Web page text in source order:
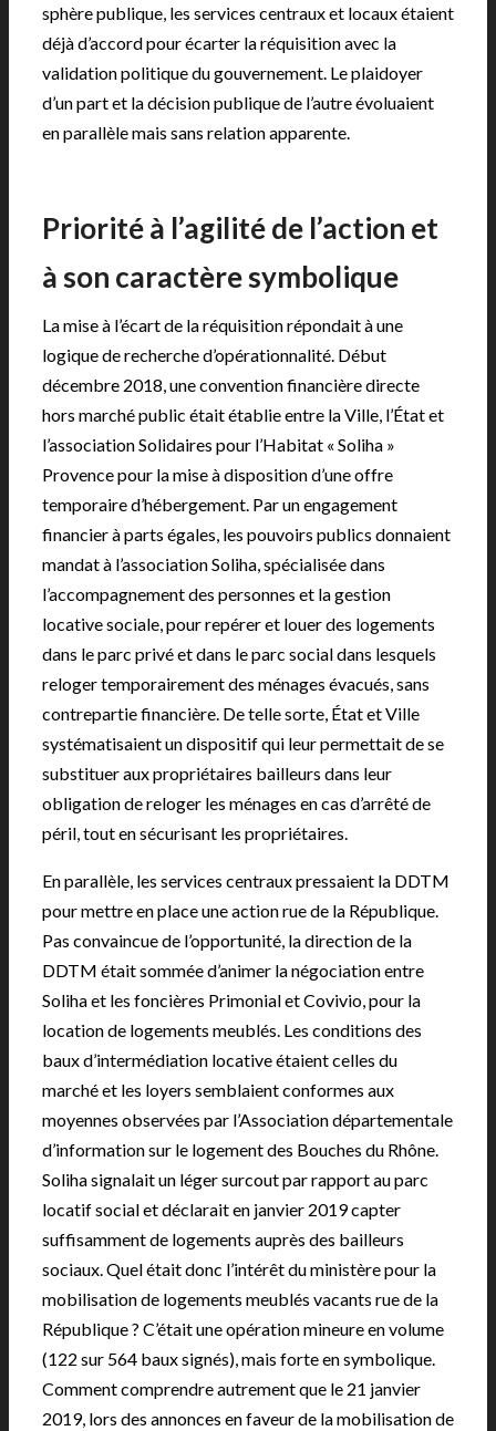
sphère publique, les services centraux et locaux étaient
déjà d’accord pour écarter la réquisition avec la
validation politique du gouvernement. Le plaidoyer
d’un part et la décision publique de l’autre évoluaient
en parallèle mais sans relation apparente.
Priorité à l’agilité de l’action et
à son caractère symbolique
La mise à l’écart de la réquisition répondait à une
logique de recherche d’opérationnalité. Début
décembre 2018, une convention financière directe
hors marché public était établie entre la Ville, l’État et
l’association Solidaires pour l’Habitat « Soliha »
Provence pour la mise à disposition d’une offre
temporaire d’hébergement. Par un engagement
financier à parts égales, les pouvoirs publics donnaient
mandat à l’association Soliha, spécialisée dans
l’accompagnement des personnes et la gestion
locative sociale, pour repérer et louer des logements
dans le parc privé et dans le parc social dans lesquels
reloger temporairement des ménages évacués, sans
contrepartie financière. De telle sorte, État et Ville
systématisaient un dispositif qui leur permettait de se
substituer aux propriétaires bailleurs dans leur
obligation de reloger les ménages en cas d’arrêté de
péril, tout en sécurisant les propriétaires.
En parallèle, les services centraux pressaient la DDTM
pour mettre en place une action rue de la République.
Pas convaincue de l’opportunité, la direction de la
DDTM était sommée d’animer la négociation entre
Soliha et les foncières Primonial et Covivio, pour la
location de logements meublés. Les conditions des
baux d’intermédiation locative étaient celles du
marché et les loyers semblaient conformes aux
moyennes observées par l’Association départementale
d’information sur le logement des Bouches du Rhône.
Soliha signalait un léger surcout par rapport au parc
locatif social et déclarait en janvier 2019 capter
suffisamment de logements auprès des bailleurs
sociaux. Quel était donc l’intérêt du ministère pour la
mobilisation de logements meublés vacants rue de la
République ? C’était une opération mineure en volume
(122 sur 564 baux signés), mais forte en symbolique.
Comment comprendre autrement que le 21 janvier
2019, lors des annonces en faveur de la mobilisation de